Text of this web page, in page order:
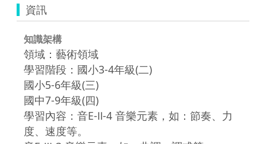
資訊
知識架構
領域：藝術領域
學習階段：國小3-4年級(二)
國小5-6年級(三)
國中7-9年級(四)
學習內容：音E-Ⅱ-4 音樂元素，如：節奏、力
度、速度等。